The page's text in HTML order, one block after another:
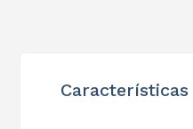
Características